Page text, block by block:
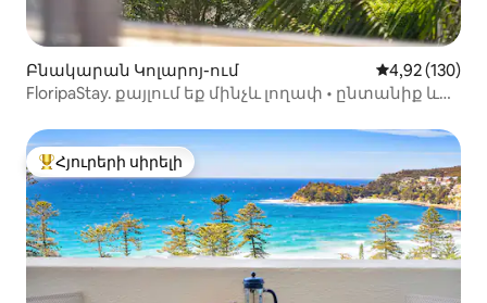
Բնակարան Կոլարոյ-ում Միջին
4,92 (130)
FloripaStay. քայլում եք մինչև լողափ • ընտանիք և
Հյուրերի սիրելի լավագույն տները
Հյուրերի սիրելի